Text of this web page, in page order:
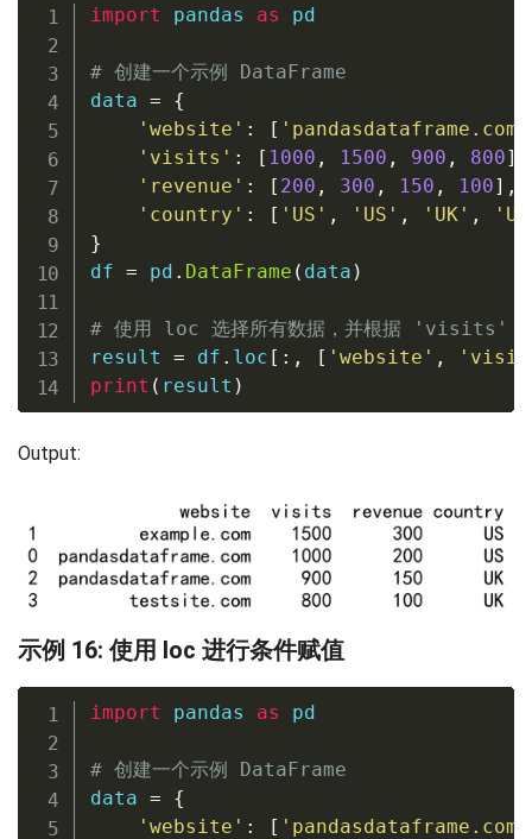
import pandas as pd
# 创建一个示例 DataFrame
data =
{
'website' : [ 'pandasdataframe.com'
'visits' : [ 1000 , 1500 , 900 , 800]
'revenue' : [ 200 , 300 , 150 , 100] ,
'country' : [ 'US' , 'US' , 'UK' ,
}
df = pd . DataFrame ( data )
# 使用 loc 选择所有数据，并根据 'visits'
result = df . loc [ : , [ 'website' ,
print ( result )
Output:
示例 16: 使用 loc 进行条件赋值
import pandas as pd
# 创建一个示例 DataFrame
data =
{
'website' : [ 'pandasdataframe.com'